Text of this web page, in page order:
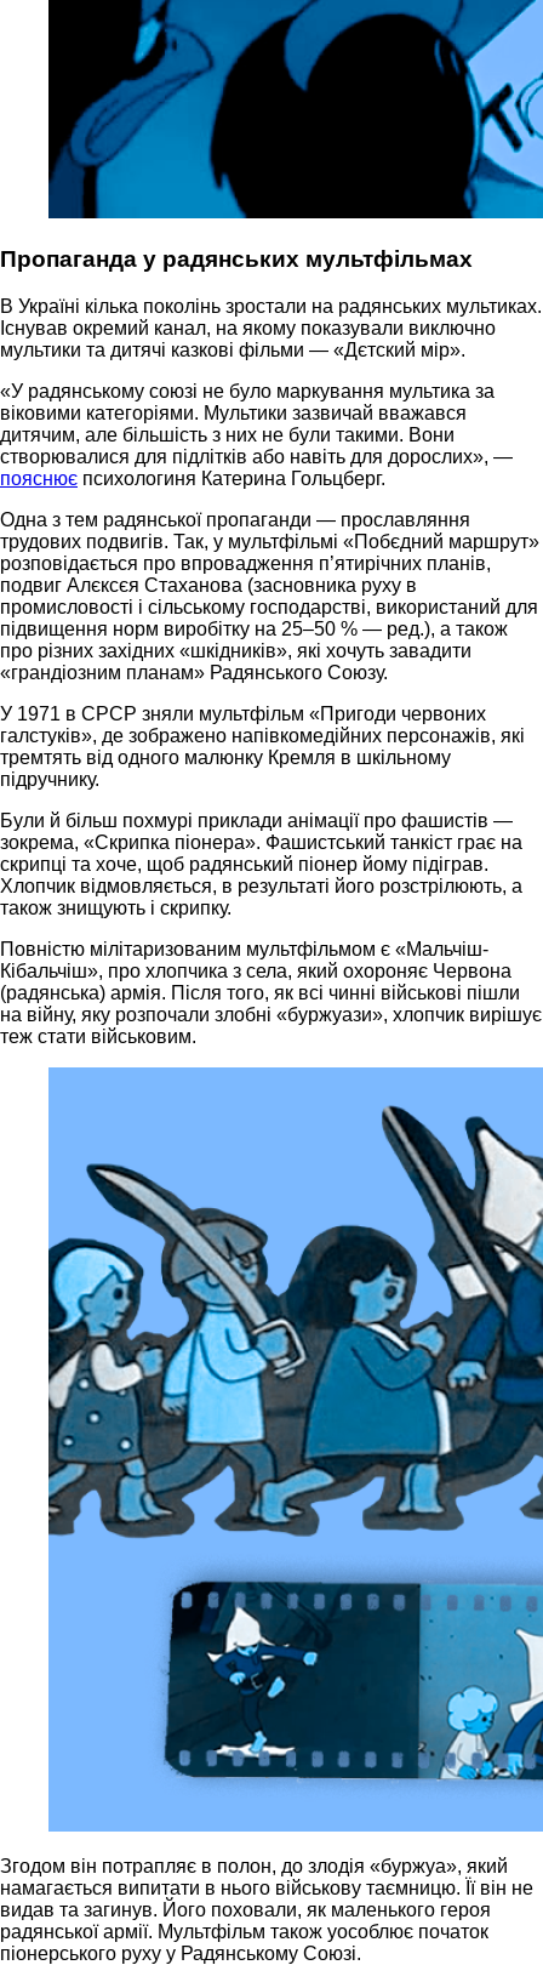
Пропаганда у радянських мультфільмах
В Україні кілька поколінь зростали на радянських мультиках.
Існував окремий канал, на якому показували виключно
мультики та дитячі казкові фільми — «Дєтский мір».
«У радянському союзі не було маркування мультика за
віковими категоріями. Мультики зазвичай вважався
дитячим, але більшість з них не були такими. Вони
створювалися для підлітків або навіть для дорослих», —
пояснює психологиня Катерина Гольцберг.
Одна з тем радянської пропаганди — прославляння
трудових подвигів. Так, у мультфільмі «Побєдний маршрут»
розповідається про впровадження п’ятирічних планів,
подвиг Алєксєя Стаханова (засновника руху в
промисловості і сільському господарстві, використаний для
підвищення норм виробітку на 25–50 % — ред.), а також
про різних західних «шкідників», які хочуть завадити
«грандіозним планам» Радянського Союзу.
У 1971 в СРСР зняли мультфільм «Пригоди червоних
галстуків», де зображено напівкомедійних персонажів, які
тремтять від одного малюнку Кремля в шкільному
підручнику.
Були й більш похмурі приклади анімації про фашистів —
зокрема, «Скрипка піонера». Фашистський танкіст грає на
скрипці та хоче, щоб радянський піонер йому підіграв.
Хлопчик відмовляється, в результаті його розстрілюють, а
також знищують і скрипку.
Повністю мілітаризованим мультфільмом є «Мальчіш-
Кібальчіш», про хлопчика з села, який охороняє Червона
(радянська) армія. Після того, як всі чинні військові пішли
на війну, яку розпочали злобні «буржуази», хлопчик вирішує
теж стати військовим.
Згодом він потрапляє в полон, до злодія «буржуа», який
намагається випитати в нього військову таємницю. Її він не
видав та загинув. Його поховали, як маленького героя
радянської армії. Мультфільм також уособлює початок
піонерського руху у Радянському Союзі.